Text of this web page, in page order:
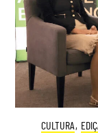
CULTURA,